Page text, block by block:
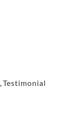
,Testimonial